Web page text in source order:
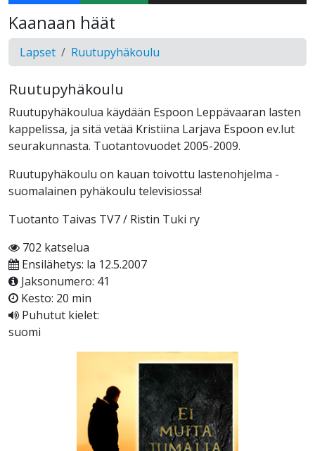
Kaanaan häät
Lapset Ruutupyhäkoulu
Ruutupyhäkoulu
Ruutupyhäkoulua käydään Espoon Leppävaaran lasten
kappelissa, ja sitä vetää Kristiina Larjava Espoon ev.lut
seurakunnasta. Tuotantovuodet 2005-2009.
Ruutupyhäkoulu on kauan toivottu lastenohjelma -
suomalainen pyhäkoulu televisiossa!
Tuotanto Taivas TV7 / Ristin Tuki ry
702 katselua
Ensilähetys: la 12.5.2007
Jaksonumero: 41
Kesto: 20 min
Puhutut kielet:
suomi